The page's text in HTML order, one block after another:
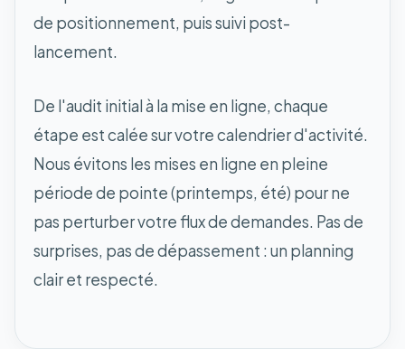
de positionnement, puis suivi post-
lancement.
De l'audit initial à la mise en ligne, chaque
étape est calée sur votre calendrier d'activité.
Nous évitons les mises en ligne en pleine
période de pointe (printemps, été) pour ne
pas perturber votre flux de demandes. Pas de
surprises, pas de dépassement : un planning
clair et respecté.